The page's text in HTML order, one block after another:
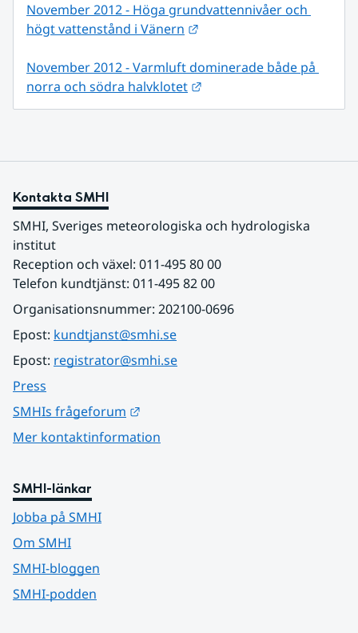
November 2012 - Höga grundvattennivåer och
högt vattenstånd i Vänern
November 2012 - Varmluft dominerade både på
norra och södra halvklotet
Kontakta SMHI
SMHI, Sveriges meteorologiska och hydrologiska
institut
Reception och växel: 011-495 80 00
Telefon kundtjänst: 011-495 82 00
Organisationsnummer: 202100-0696
Epost: kundtjanst@smhi.se
Epost: registrator@smhi.se
Press
SMHIs frågeforum
Mer kontaktinformation
SMHI-länkar
Jobba på SMHI
Om SMHI
SMHI-bloggen
SMHI-podden